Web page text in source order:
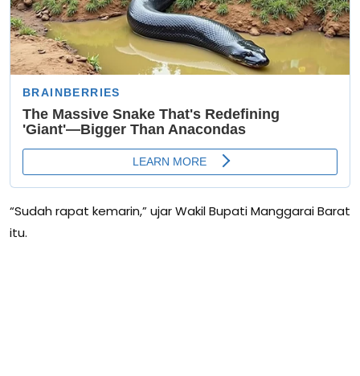
“Sudah rapat kemarin,” ujar Wakil Bupati Manggarai Barat
itu.